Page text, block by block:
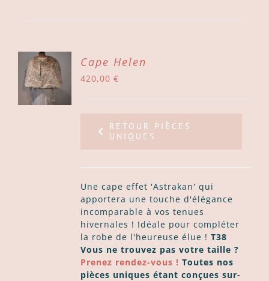
Cape Helen
420,00€
RETOUR PIÈCES
UNIQUES
Une cape effet 'Astrakan' qui
apportera une touche d'élégance
incomparable à vos tenues
hivernales ! Idéale pour compléter
la robe de l'heureuse élue !T38
Vous ne trouvez pas votre taille ?
Prenez rendez-vous ! Toutes nos
pièces uniques étant conçues sur-